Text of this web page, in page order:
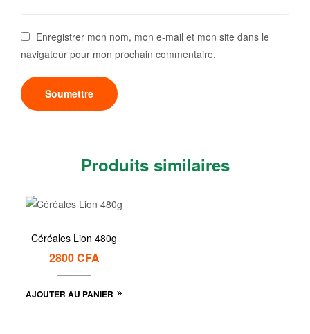
Enregistrer mon nom, mon e-mail et mon site dans le
navigateur pour mon prochain commentaire.
Produits similaires
Céréales Lion 480g
2800CFA
AJOUTER AU PANIER